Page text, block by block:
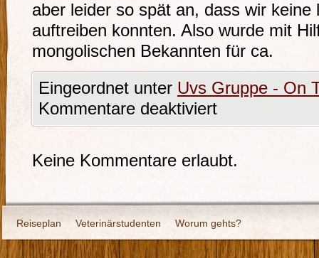
aber leider so spät an, dass wir keine
auftreiben konnten. Also wurde mit
mongolischen Bekannten für ca.
Eingeordnet unter Uvs Gruppe - On
Kommentare deaktiviert
Keine Kommentare erlaubt.
Reiseplan Veterinärstudenten Worum gehts?